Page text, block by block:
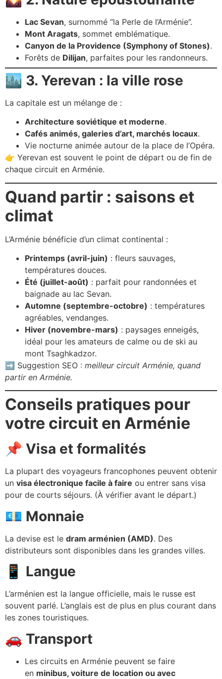
Lac Sevan, surnommé “la Perle de l’Arménie”.
Mont Aragats, sommet emblématique.
Canyon de la Providence (Symphony of Stones).
Forêts de Dilijan, parfaites pour les randonneurs.
🏙️ 3. Yerevan : la ville rose
La capitale est un mélange de :
Architecture soviétique et moderne.
Cafés animés, galeries d’art, marchés locaux.
Vie nocturne animée autour de la place de l’Opéra.
👉 Yerevan est souvent le point de départ ou de fin de
chaque circuit en Arménie.
Quand partir : saisons et
climat
L’Arménie bénéficie d’un climat continental :
Printemps (avril-juin) : fleurs sauvages,
températures douces.
Été (juillet-août) : parfait pour randonnées et
baignade au lac Sevan.
Automne (septembre-octobre) : températures
agréables, vendanges.
Hiver (novembre-mars) : paysages enneigés,
idéal pour les amateurs de calme ou de ski au
mont Tsaghkadzor.
➡️ Suggestion SEO : meilleur circuit Arménie, quand
partir en Arménie.
Conseils pratiques pour
votre circuit en Arménie
📌 Visa et formalités
La plupart des voyageurs francophones peuvent obtenir
un visa électronique facile à faire ou entrer sans visa
pour de courts séjours. (À vérifier avant le départ.)
💶 Monnaie
La devise est le dram arménien (AMD). Des
distributeurs sont disponibles dans les grandes villes.
📱 Langue
L’arménien est la langue officielle, mais le russe est
souvent parlé. L’anglais est de plus en plus courant dans
les zones touristiques.
🚗 Transport
Les circuits en Arménie peuvent se faire
en minibus, voiture de location ou avec